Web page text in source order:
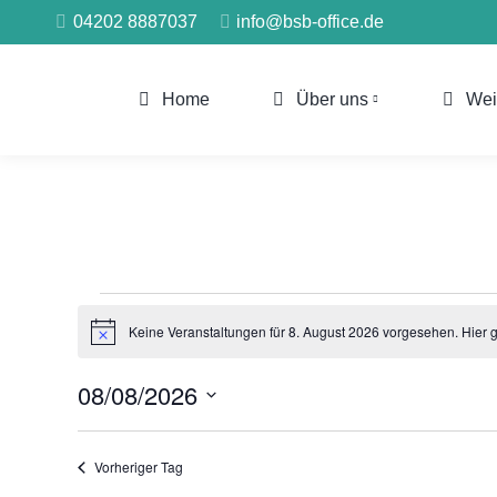
04202 8887037 info@bsb-office.de
Home Über uns
Veranstaltungen
8.
August
HinweisKeine Veranstaltungen für 8. August 2026 vorgesehen. Hier
08/08/2026
Datum
wählen.
Vorheriger Tag